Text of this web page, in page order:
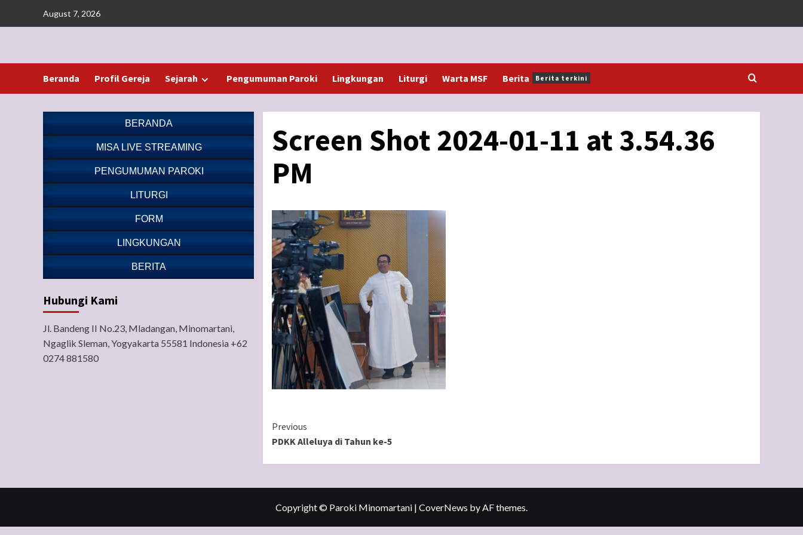
August 7, 2026
Beranda Profil Gereja Sejarah Pengumuman Paroki Lingkungan Liturgi Warta MSF Berita Berita terkini
Screen Shot 2024-01-11 at 3.54.36
PM
Continue
Reading
Previous
PDKK Alleluya di Tahun ke-5
BERANDA
MISA LIVE STREAMING
PENGUMUMAN PAROKI
LITURGI
FORM
LINGKUNGAN
BERITA
Hubungi Kami
Jl. Bandeng II No.23, Mladangan, Minomartani,
Ngaglik Sleman, Yogyakarta 55581 Indonesia +62
0274 881580
Copyright © Paroki Minomartani | CoverNews by AF themes.